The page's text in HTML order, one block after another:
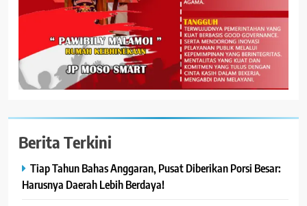
Berita Terkini
Tiap Tahun Bahas Anggaran, Pusat Diberikan Porsi Besar:
Harusnya Daerah Lebih Berdaya!